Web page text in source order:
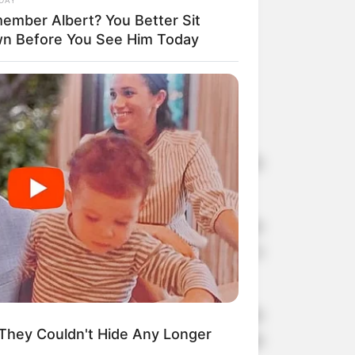
armado que,
do local
de G.H.F.S., 24 anos, investigado
R$12 mil, destinados ao
mediante ameaça, subtraiu todo o
Paulista, identificaram o autor do
deferidos pela Justiça e que
Albert? You Better Sit
Before You See Him Today
Couldn't Hide Any Longer